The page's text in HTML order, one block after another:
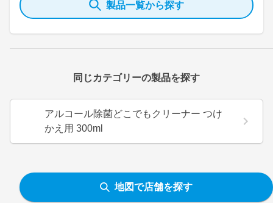
製品一覧から探す
同じカテゴリーの製品を探す
アルコール除菌どこでもクリーナー つけ
かえ用 300ml
地図で店舗を探す